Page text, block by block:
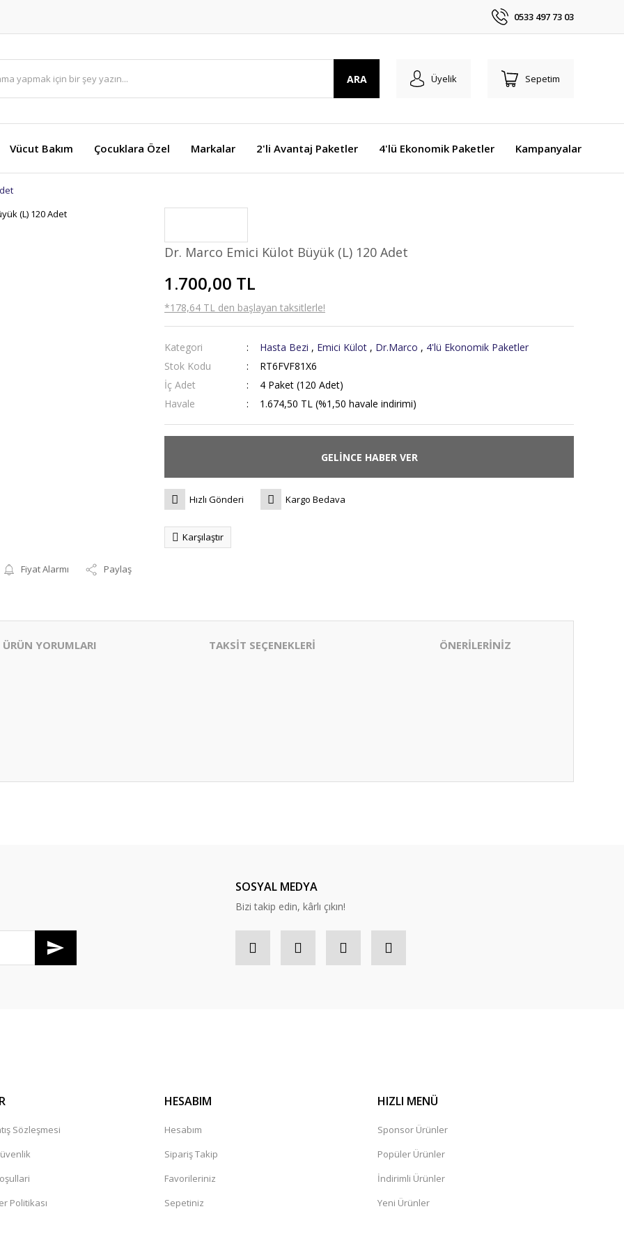
0533 497 73 03
ARA Üyelik Sepetim
Vücut Bakım Çocuklara Özel Markalar 2'li Avantaj Paketler 4'lü Ekonomik Paketler Kampanyalar
Fiyat Alarmı Paylaş
Dr. Marco Emici Külot Büyük (L) 120 Adet
1.700,00 TL
*178,64 TL den başlayan taksitlerle!
Kategori Hasta Bezi , Emici Külot , Dr.Marco , 4'lü Ekonomik Paketler
Stok Kodu
RT6FVF81X6
İç Adet
4 Paket (120 Adet)
Havale
1.674,50 TL (%1,50 havale indirimi)
GELİNCE HABER VER
Hızlı Gönderi Kargo Bedava
Karşılaştır
ÜRÜN YORUMLARI TAKSİT SEÇENEKLERİ ÖNERİLERİNİZ
SOSYAL MEDYA
Bizi takip edin, kârlı çıkın!
Sözleşmesi
Politikası
HESABIM
Hesabım
Sipariş Takip
Favorileriniz
Sepetiniz
HIZLI MENÜ
Sponsor Ürünler
Popüler Ürünler
İndirimli Ürünler
Yeni Ürünler